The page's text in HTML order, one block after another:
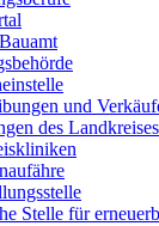
und
des Landkreises
Stelle für